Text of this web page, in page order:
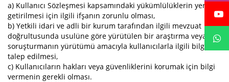
a) Kullanıcı Sözleşmesi kapsamındaki yükümlülüklerin yerine
getirilmesi için ilgili ifşanın zorunlu olması,
b) Yetkili idari ve adli bir kurum tarafından ilgili mevzuat
doğrultusunda usulüne göre yürütülen bir araştırma veya
soruşturmanın yürütümü amacıyla kullanıcılarla ilgili bilgi
talep edilmesi,
c) Kullanıcıların hakları veya güvenliklerini korumak için bilgi
vermenin gerekli olması.